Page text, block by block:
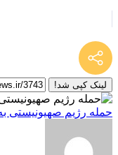
لینک کپی شد!
حمله رژیم صهیونیستی به